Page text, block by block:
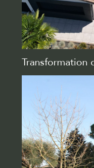
Transformation